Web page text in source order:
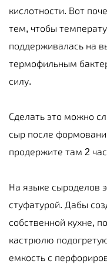
кислотности. Вот
тем, чтобы
поддерживалась на
термофильным
силу.
Сделать это можно
сыр после
продержите там 2
На языке сыроделов
стуфатурой. Дабы
собственной кухне,
кастрюлю
емкость с